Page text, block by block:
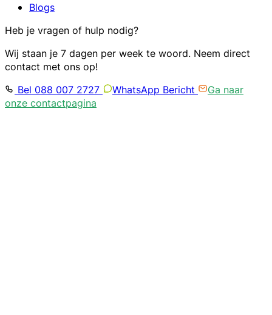
Blogs
Heb je vragen of hulp nodig?
Wij staan je 7 dagen per week te woord. Neem direct
contact met ons op!
Bel 088 007 2727
WhatsApp Bericht
Ga naar
onze contactpagina